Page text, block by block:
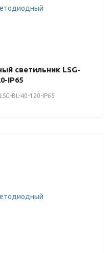
светильник LSG-
IP65
LSG-BL-40-120-IP65